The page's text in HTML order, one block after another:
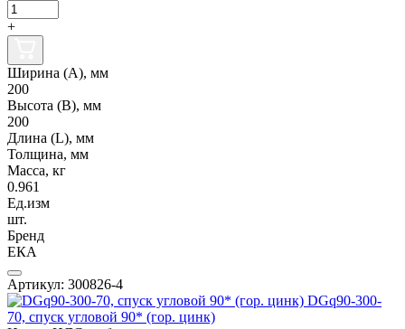
+
Ширина (А), мм
200
Высота (В), мм
200
Длина (L), мм
Толщина, мм
Масса, кг
0.961
Ед.изм
шт.
Бренд
ЕКА
Артикул: 300826-4
DGq90-300-
70, спуск угловой 90* (гор. цинк)